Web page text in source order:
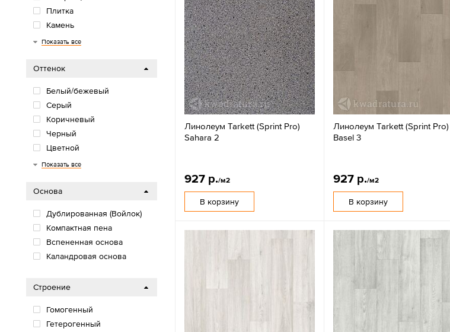
Линолеум Tarkett (Sprint Pro)
Sahara 2
927 р./м2
В корзину
Линолеум Tarkett (Sprint Pro)
Basel 3
927 р./м2
В корзину
Плитка
Камень
Однотонные (крошка)
Дизайнерские
Детские
Бетон
Показать все
Оттенок
Белый/бежевый
Серый
Коричневый
Черный
Цветной
Синий
Красный
Зеленый
Оранжевый
Бежевый
Показать все
Основа
Дублированная (Войлок)
Компактная пена
Вспененная основа
Каландровая основа
Строение
Гомогенный
Гетерогенный